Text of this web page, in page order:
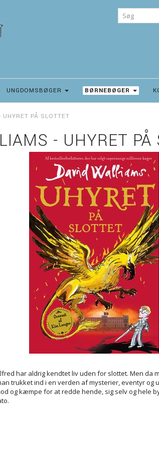
UNGDOMSBØGER BØRNEBØGER
UHYRET PÅ SLOTTET
- UHYRET PÅ
har aldrig kendtet liv uden for slottet. Men
trukket ind i en verden af mysterier, eventyr og
og kæmpe for at redde hende, sig selv og hele